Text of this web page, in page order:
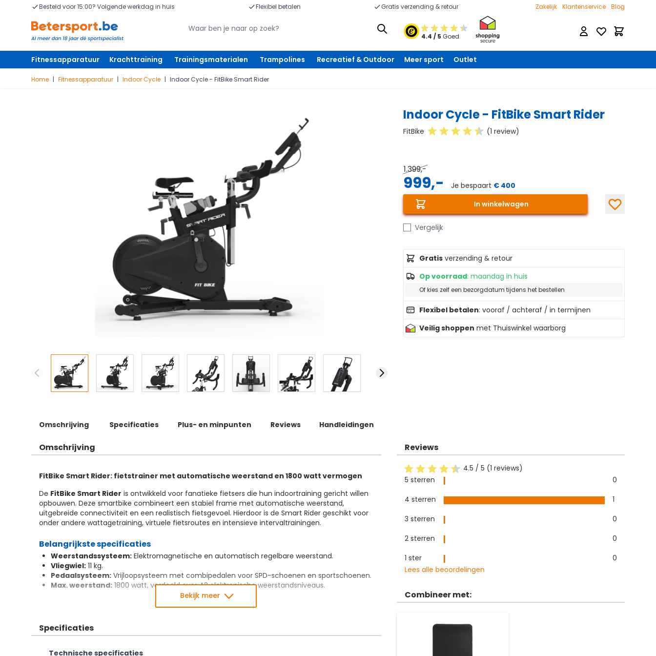
Ga naar de inhoudBesteld voor 15:00? Volgende werkdag in huis Flexibel betalen Gratis verzending & retour Zakelijk Klantenservice Blog
Zoeken
4.4 / 5 Goed
Verlanglijst
Fitnessapparatuur Krachttraining Trainingsmaterialen Trampolines Recreatief & Outdoor Meer sport Outlet
Home | Fitnessapparatuur | Indoor Cycle | Indoor Cycle - FitBike Smart Rider
Indoor Cycle - FitBike Smart Rider
FitBike (1 review)
1.399,-
999,- Je bespaart € 400
In winkelwagen
Vergelijk
Gratisverzending & retour
Op voorraad: maandag in huis
Of kies zelf een bezorgdatum tijdens het bestellen
Flexibel betalen: vooraf / achteraf / in termijnen
Veilig shoppen met Thuiswinkel waarborg
Omschrijving Specificaties Plus- en minpunten Reviews Handleidingen
Omschrijving
FitBike Smart Rider: fietstrainer met automatische weerstand en 1800 watt vermogen
De FitBike Smart Rider is ontwikkeld voor fanatieke fietsers die hun indoortraining gericht willen
opbouwen. Deze smartbike combineert een stabiel frame met automatische weerstand,
uitgebreide connectiviteit en een realistisch fietsgevoel. Hierdoor is de Smart Rider geschikt voor
onder andere wattagetraining, virtuele fietsroutes en intensieve intervaltrainingen.
Belangrijkste specificaties
Weerstandssysteem: Elektromagnetische en automatisch regelbare weerstand.
Vliegwiel: 11 kg.
Pedaalsysteem: Vrijloopsysteem met combipedalen voor SPD-schoenen en sportschoenen.
Max. weerstand: 1800 watt, verdeeld over 42 elektronische weerstandsniveaus.
Bluetooth FTMS, ANT+ en 5,3 kHz.
24 virtuele versnellingen.
Automatische weerstand en connectiviteit
bereik van 30 tot 1800 watt. De weerstand kan worden ingesteld over 42 elektronische niveaus. Bij
Bekijk meer
Specificaties
Technische specificaties
Reviews
4.5 / 5 (1 reviews)
5 sterren
0
4 sterren
1
3 sterren
0
2 sterren
0
1 ster
0
Lees alle beoordelingen
Combineer met: